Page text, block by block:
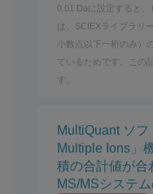
0.01 Daに設定すると
は、SCIEXライブラリ
小数点以下一桁のみ）
ているためです。この
す。
MultiQuant ソ
Multiple Ions」
積の合計値が合
MS/MSシステ